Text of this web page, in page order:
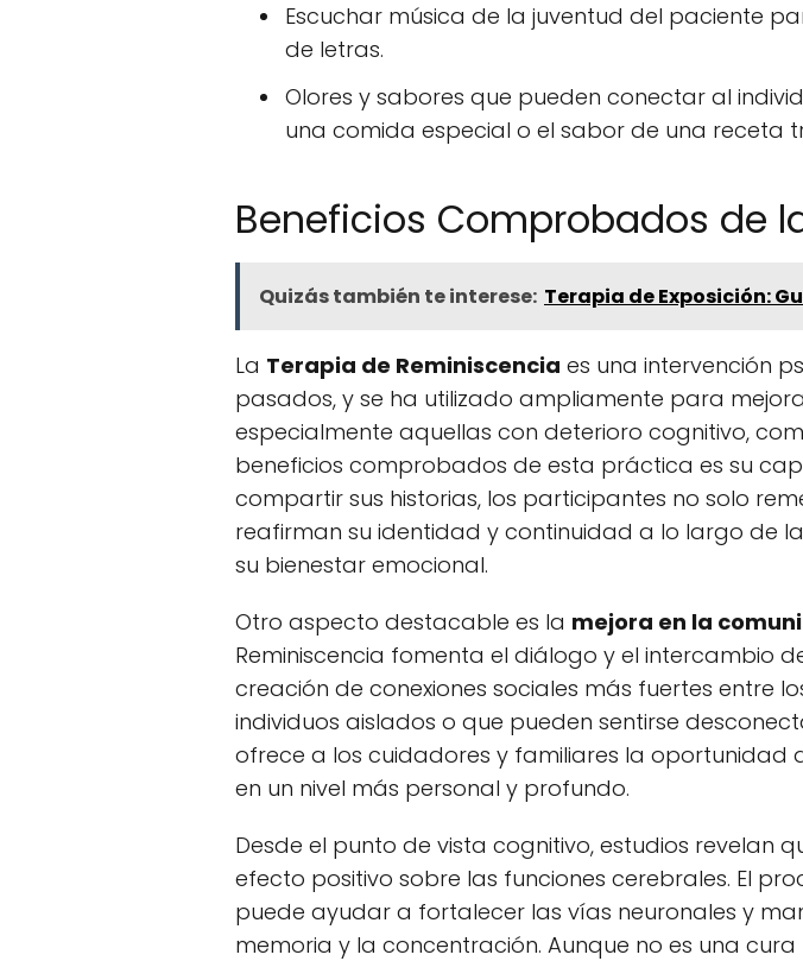
Escuchar música de la juventud del paciente
de letras.
Olores y sabores que pueden conectar al
una comida especial o el sabor de una receta
Beneficios Comprobados de
Quizás también te interese: Terapia de Exposición:
La Terapia de Reminiscencia es una intervención
pasados, y se ha utilizado ampliamente para
especialmente aquellas con deterioro cognitivo,
beneficios comprobados de esta práctica es su
compartir sus historias, los participantes no solo
reafirman su identidad y continuidad a lo largo de
su bienestar emocional.
Otro aspecto destacable es la mejora en la
Reminiscencia fomenta el diálogo y el intercambio
creación de conexiones sociales más fuertes entre
individuos aislados o que pueden sentirse
ofrece a los cuidadores y familiares la
en un nivel más personal y profundo.
Desde el punto de vista cognitivo, estudios revelan
efecto positivo sobre las funciones cerebrales. El
puede ayudar a fortalecer las vías neuronales y
memoria y la concentración. Aunque no es una